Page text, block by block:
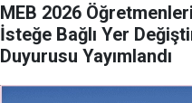
MEB 2026
İsteğe Bağlı Yer
Duyurusu Yayımlandı